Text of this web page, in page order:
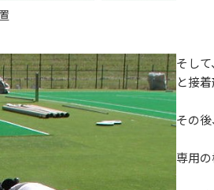
そし
と接
その後
専用